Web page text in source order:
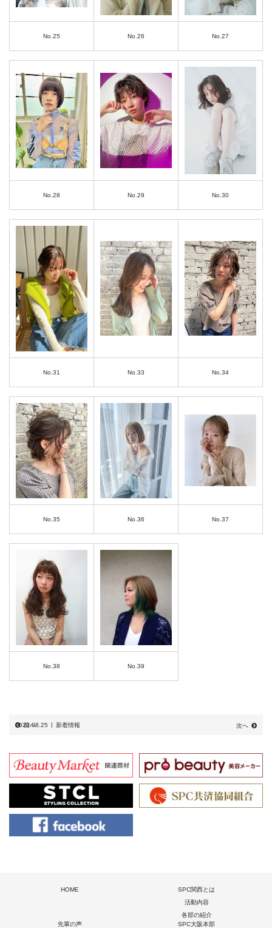
No.25 No.26 No.27
No.28 No.29 No.30
No.31 No.33 No.34
No.35 No.36 No.37
No.38 No.39
前へ
2023.08.25 新着情報 次へ
HOME
SPC関西とは
活動内容
各部の紹介
先輩の声
SPC大阪本部